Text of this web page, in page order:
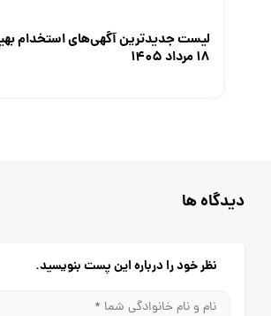
لیست جدیدترین آگهی‌های استخدام
۱۸ مرداد ۱۴۰۵
دیدگاه ها
نظر خود را درباره این پست بنویسید.